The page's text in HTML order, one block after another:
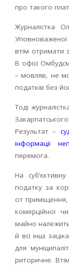
про такого
Журналістка
втім отримати
В офісі
– мовляв, не
податків без
Тоді
Результат –
інформації
перемога.
На
податку за
от
комерційної
майно
й всі інші
для
риторичне.